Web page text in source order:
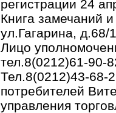
регистрации 24
Книга замечаний
ул.Гагарина, д.68/
Лицо
тел.8(0212)61-90-
Тел.8(0212)43-68-
потребителей
управления